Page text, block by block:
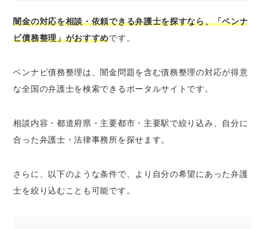
闇金の対応を相談・依頼できる弁護士を探すなら、「ベンナ
ビ債務整理」がおすすめです。
ベンナビ債務整理は、闇金問題を含む債務整理の対応が得意
な全国の弁護士を検索できるポータルサイトです。
相談内容・都道府県・主要都市・主要駅で絞り込み、自分に
合った弁護士・法律事務所を探せます。
さらに、以下のような条件で、より自分の希望にあった弁護
士を絞り込むことも可能です。